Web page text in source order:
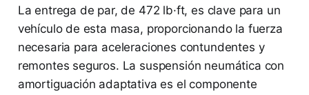
La entrega de par, de 472 lb·ft, es clave para un
vehículo de esta masa, proporcionando la fuerza
necesaria para aceleraciones contundentes y
remontes seguros. La suspensión neumática con
amortiguación adaptativa es el componente